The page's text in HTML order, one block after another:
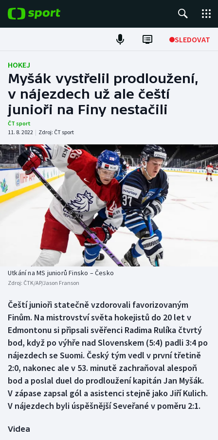
SLEDOVAT
Fotbal
Hokej
Tenis
Atletika
Cyklistika
DALŠÍ SPORTY
Americký fotbal
Baseball a softbal
Basketbal
Biatlon
Box
Curling
Dostihy
Florbal
Futsal
Golf
NEPŘEHLÉDNĚTE
Soutěže
Historické návraty
Aplikace ČT sport
HOKEJ
Myšák vystřelil prodloužení,
v nájezdech už ale čeští
junioři na Finy nestačili
ČT sport
11. 8. 2022 | Zdroj: ČT sport
Utkání na MS juniorů Finsko – Česko
Zdroj: ČTK/AP/Jason Franson
Čeští junioři statečně vzdorovali favorizovaným
Finům. Na mistrovství světa hokejistů do 20 let v
Edmontonu si připsali svěřenci Radima Rulíka čtvrtý
bod, když po výhře nad Slovenskem (5:4) padli 3:4 po
nájezdech se Suomi. Český tým vedl v první třetině
2:0, nakonec ale v 53. minutě zachraňoval alespoň
bod a poslal duel do prodloužení kapitán Jan Myšák.
V zápase zapsal gól a asistenci stejně jako Jiří Kulich.
V nájezdech byli úspěšnější Seveřané v poměru 2:1.
Videa